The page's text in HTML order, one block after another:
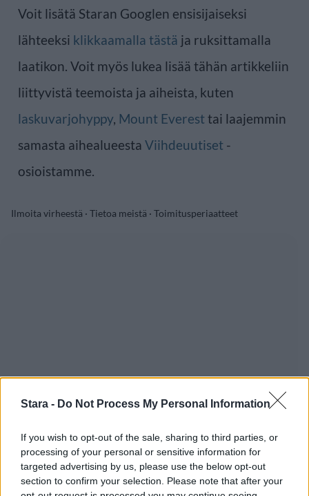
Stara - Do Not Process My Personal Information
If you wish to opt-out of the sale, sharing to third parties, or
processing of your personal or sensitive information for
targeted advertising by us, please use the below opt-out
section to confirm your selection. Please note that after your
Voit lisätä Staran Googlen ensisijaiseksi
lähteeksi klikkaamalla tästä ja ruksittamalla
laatikon. Voit myös lukea lisää tähän artikkeliin
liittyvistä teemoista ja aiheista, kuten
laskuvarjohyppy, Mount Everesttai laajemmin
samasta aihealueesta Viihdeuutiset -
osioistamme.
Ilmoita virheestä · Tietoa meistä · Toimitusperiaatteet